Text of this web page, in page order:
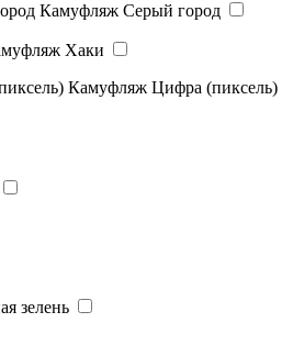
Камуфляж Серый город
Хаки
Камуфляж Цифра (пиксель)
зелень